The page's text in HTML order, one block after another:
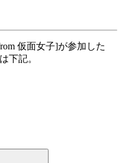
仮面女子]が参加した
下記。